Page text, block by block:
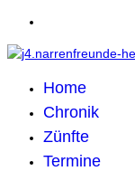
Home
Chronik
Zünfte
Termine